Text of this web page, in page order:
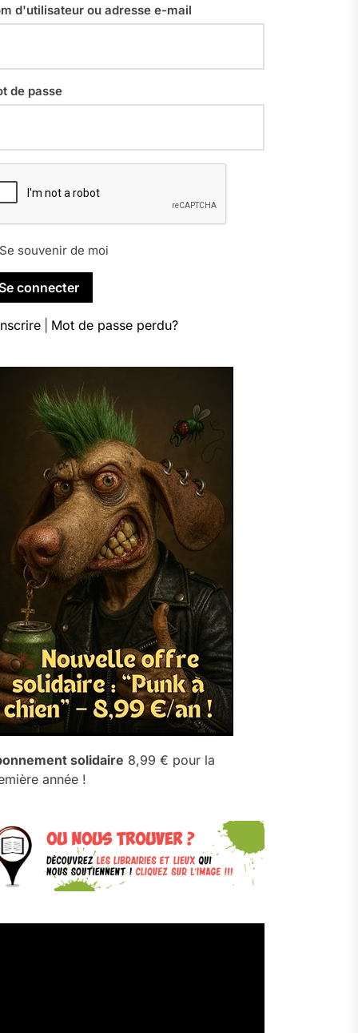
d'utilisateur ou adresse e-mail
de passe
souvenir de moi
Mot de passe perdu?
solidaire 8,99 € pour la
année !